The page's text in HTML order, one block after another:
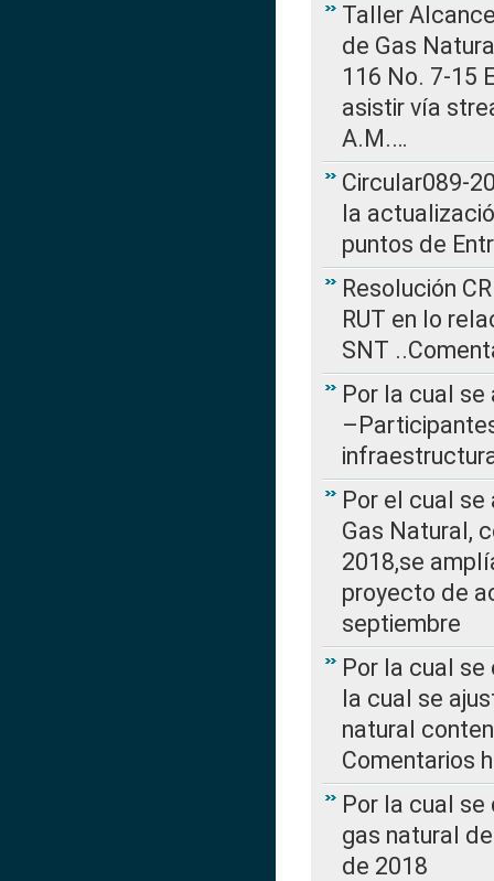
Taller
de Gas
116 No. 7-15
asistir vía
A.M.…
Circular089-
la
puntos de
Resolución
RUT en lo
SNT
Por la cual se
Por el cual
Gas Natural,
2018,se
proyecto de
septiembre
Por la cual se
la cual se
natural
Comentarios
Por la cual
gas natural
de 2018